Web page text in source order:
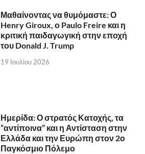
Μαθαίνοντας να θυμόμαστε: Ο
Henry Giroux, ο Paulo Freire και η
κριτική παιδαγωγική στην εποχή
του Donald J. Trump
19 Ιουλίου 2026
Ημερίδα: Ο στρατός Κατοχής, τα
“αντίποινα” και η Αντίσταση στην
Ελλάδα και την Ευρώπη στον 2ο
Παγκόσμιο Πόλεμο